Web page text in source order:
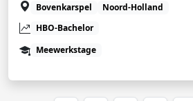
Bovenkarspel
Noord-Holland
HBO-Bachelor
Meewerkstage